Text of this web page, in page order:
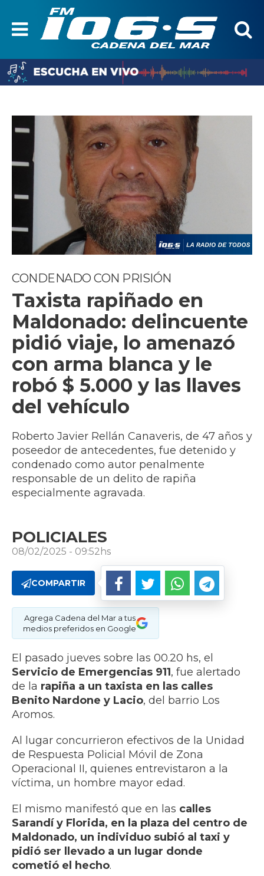
CONDENADO CON PRISIÓN
Taxista rapiñado en
Maldonado: delincuente
pidió viaje, lo amenazó
con arma blanca y le
robó $ 5.000 y las llaves
del vehículo
Roberto Javier Rellán Canaveris, de 47 años y
poseedor de antecedentes, fue detenido y
condenado como autor penalmente
responsable de un delito de rapiña
especialmente agravada.
POLICIALES
08/02/2025 - 09:52hs
COMPARTIR
Agrega Cadena del Mar a tus
medios preferidos en Google
El pasado jueves sobre las 00.20 hs, el
Servicio de Emergencias 911, fue alertado
de la rapiña a un taxista en las calles
Benito Nardone y Lacio, del barrio Los
Aromos.
Al lugar concurrieron efectivos de la Unidad
de Respuesta Policial Móvil de Zona
Operacional II, quienes entrevistaron a la
víctima, un hombre mayor edad.
El mismo manifestó que en las calles
Sarandí y Florida, en la plaza del centro de
Maldonado, un individuo subió al taxi y
pidió ser llevado a un lugar donde
cometió el hecho.